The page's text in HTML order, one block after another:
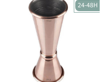
24-48H